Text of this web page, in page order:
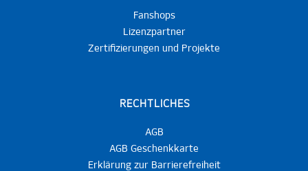
Fanshops
Lizenzpartner
Zertifizierungen und Projekte
RECHTLICHES
AGB
AGB Geschenkkarte
Erklärung zur Barrierefreiheit